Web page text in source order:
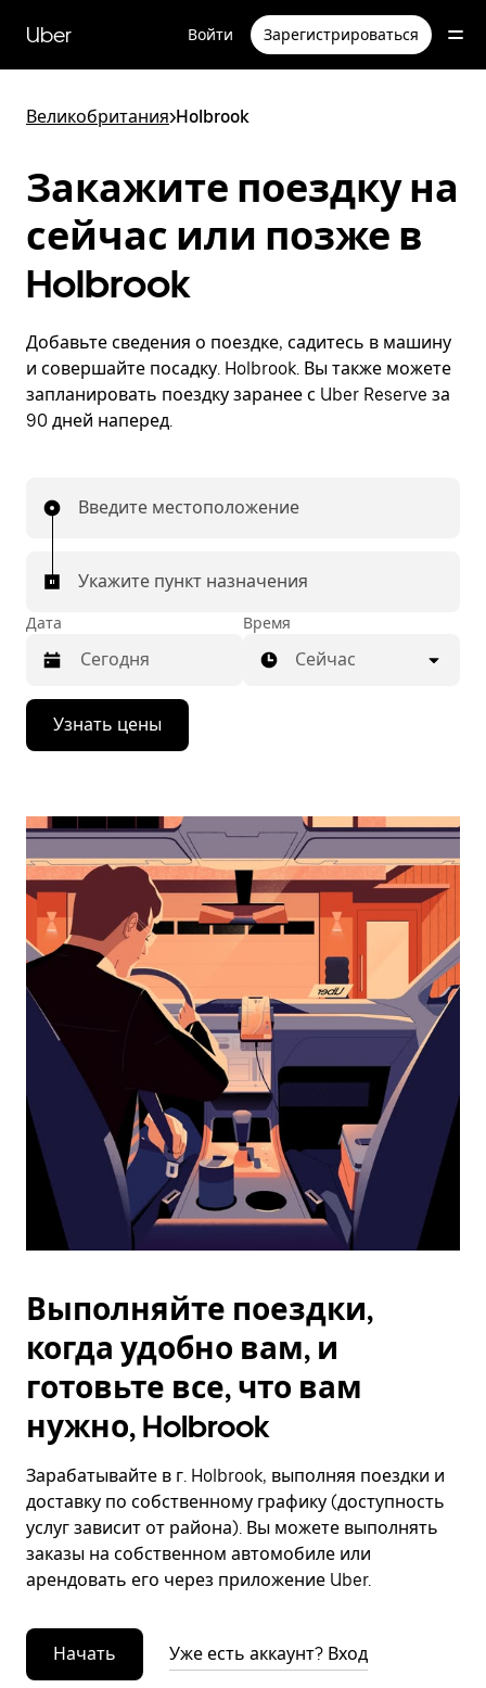
перейти
к
содержимому
Uber Войти Зарегистрироваться
Великобритания>Holbrook
Закажите поездку на
сейчас или позже в
Holbrook
Добавьте сведения о поездке, садитесь в машину
и совершайте посадку. Holbrook. Вы также можете
запланировать поездку заранее с Uber Reserve за
90 дней наперед.
Введите местоположение
Укажите пункт назначения
Дата
Нажмите
стрелку
вниз,
календарю
выбрать
дату.
Чтобы
закрыть
календарь,
нажмите
Esc.
Время
Сейчас
Узнать цены
Выполняйте поездки,
когда удобно вам, и
готовьте все, что вам
нужно, Holbrook
Зарабатывайте в г. Holbrook, выполняя поездки и
доставку по собственному графику (доступность
услуг зависит от района). Вы можете выполнять
заказы на собственном автомобиле или
арендовать его через приложение Uber.
Начать Уже есть аккаунт? Вход